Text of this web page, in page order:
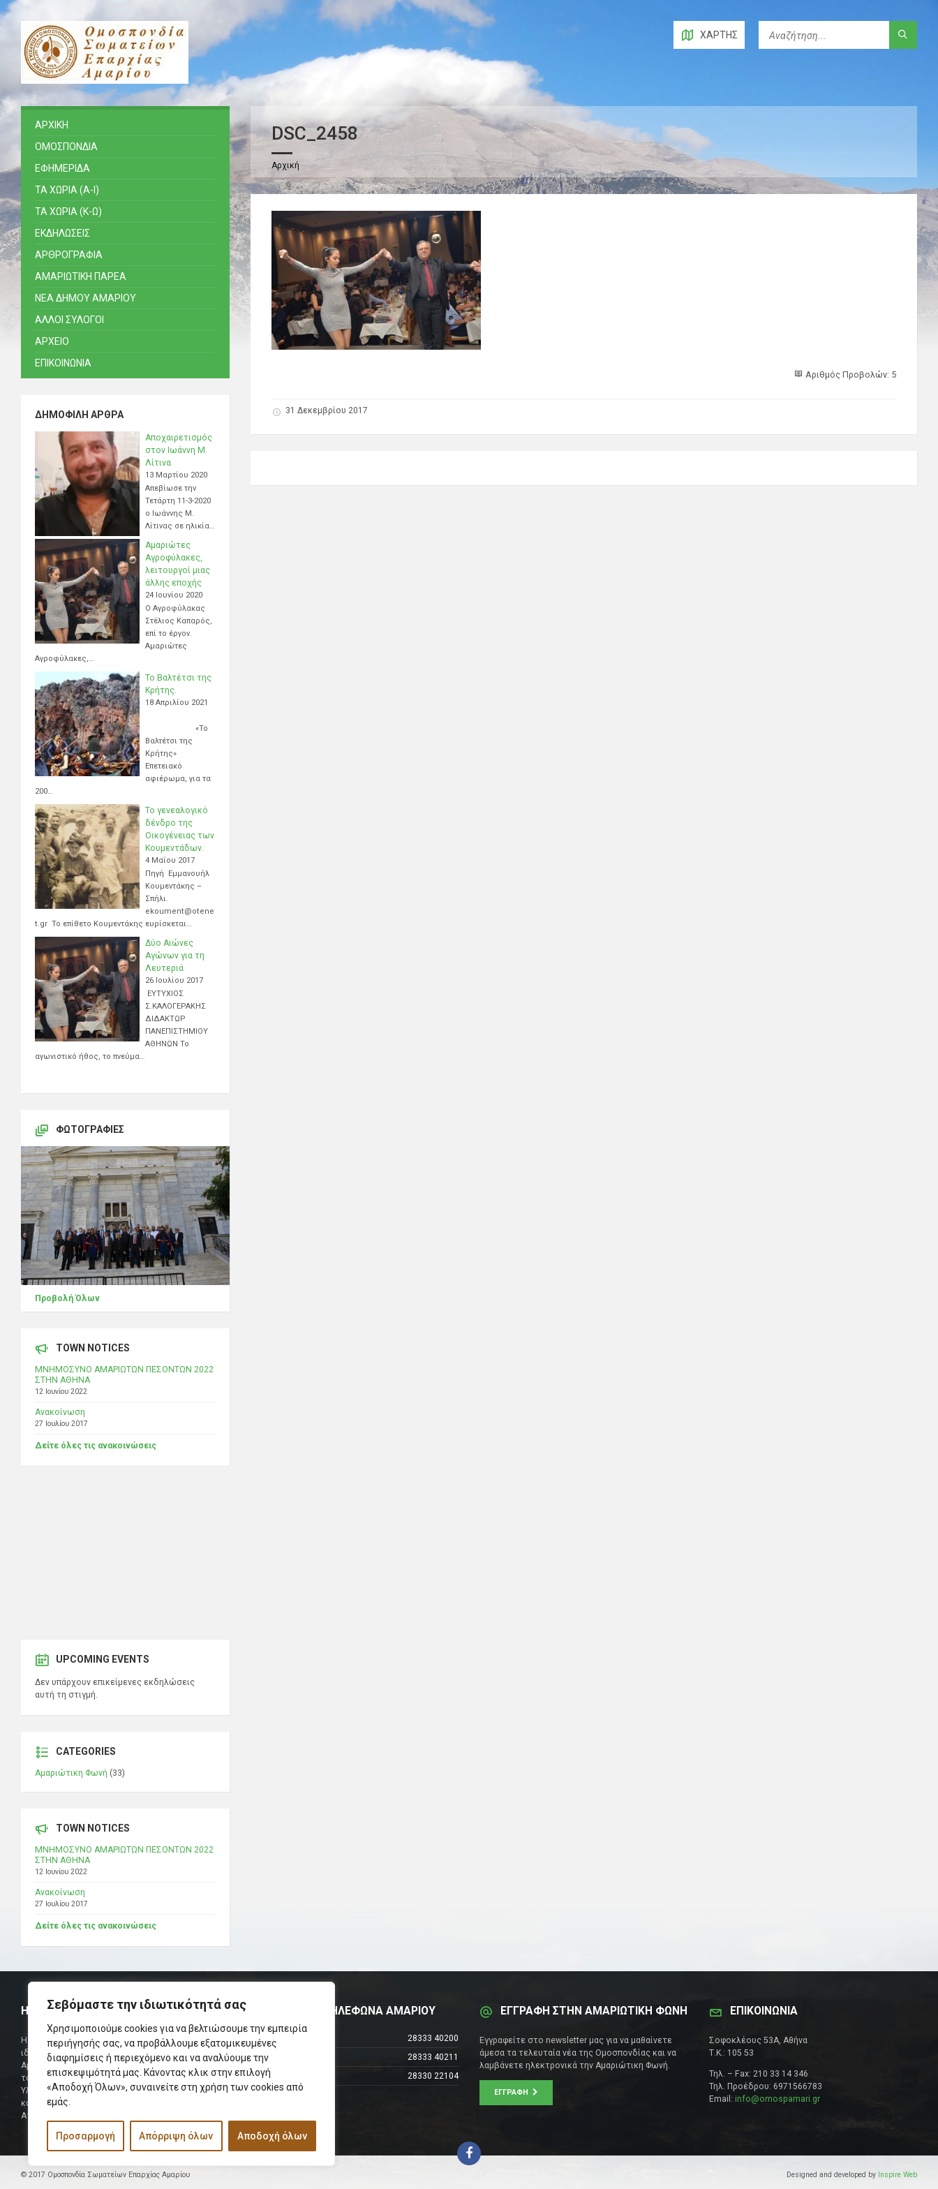
Σεβόμαστε την ιδιωτικότητά σας
Χρησιμοποιούμε cookies για να βελτιώσουμε την εμπειρία
περιήγησής σας, να προβάλλουμε εξατομικευμένες
διαφημίσεις ή περιεχόμενο και να αναλύουμε την
επισκεψιμότητά μας. Κάνοντας κλικ στην επιλογή
«Αποδοχή Όλων», συναινείτε στη χρήση των cookies από
εμάς.
Προσαρμογή Απόρριψη όλων Αποδοχή όλων
ΧΆΡΤΗΣ
DSC_2458
Αρχική
Αριθμός Προβολών: 5
31 Δεκεμβρίου 2017
ΑΡΧΙΚΗ
ΟΜΟΣΠΟΝΔΙΑ
ΕΦΗΜΕΡΙΔΑ
ΤΑ ΧΩΡΙΑ (Α-Ι)
ΤΑ ΧΩΡΙΑ (Κ-Ω)
ΕΚΔΗΛΩΣΕΙΣ
ΑΡΘΡΟΓΡΑΦΙΑ
ΑΜΑΡΙΩΤΙΚΗ ΠΑΡΕΑ
ΝΕΑ ΔΗΜΟΥ ΑΜΑΡΙΟΥ
ΑΛΛΟΙ ΣΥΛΟΓΟΙ
ΑΡΧΕΙΟ
ΕΠΙΚΟΙΝΩΝΙΑ
ΔΗΜΟΦΙΛΉ ΆΡΘΡΑ
Αποχαιρετισμός
στον Ιωάννη Μ.
Λίτινα
13 Μαρτίου 2020
Απεβίωσε την
Τετάρτη 11-3-2020
ο Ιωάννης Μ.
Λίτινας σε ηλικία…
Αμαριώτες
Αγροφύλακες,
λειτουργοί μιας
άλλης εποχής
24 Ιουνίου 2020
Ο Αγροφύλακας
Στέλιος Καπαρός,
επί το έργον.
Αμαριώτες
Αγροφύλακες,…
Το Βαλτέτσι της
Κρήτης.
18 Απριλίου 2021
«Το
Βαλτέτσι της
Κρήτης»
Επετειακό
αφιέρωμα, για τα
200…
Το γενεαλογικό
δένδρο της
Οικογένειας των
Κουμεντάδων.
4 Μαΐου 2017
Πηγή Εμμανουήλ
Κουμεντάκης –
Σπήλι.
ekoument@otene
t.gr Το επίθετο Κουμεντάκης ευρίσκεται…
Δύο Αιώνες
Αγώνων για τη
Λευτεριά
26 Ιουλίου 2017
ΕΥΤΥΧΙΟΣ
Σ.ΚΑΛΟΓΕΡΑΚΗΣ
ΔΙΔΑΚΤΩΡ
ΠΑΝΕΠΙΣΤΗΜΙΟΥ
ΑΘΗΝΩΝ Το
αγωνιστικό ήθος, το πνεύμα…
ΦΩΤΟΓΡΑΦΊΕΣ
Προβολή Όλων
TOWN NOTICES
ΜΝΗΜΟΣΥΝΟ ΑΜΑΡΙΩΤΩΝ ΠΕΣΟΝΤΩΝ 2022
ΣΤΗΝ ΑΘΗΝΑ
12 Ιουνίου 2022
Ανακοίνωση
27 Ιουλίου 2017
Δείτε όλες τις ανακοινώσεις
UPCOMING EVENTS
Δεν υπάρχουν επικείμενες εκδηλώσεις
αυτή τη στιγμή.
CATEGORIES
Αμαριώτικη Φωνή (33)
TOWN NOTICES
ΜΝΗΜΟΣΥΝΟ ΑΜΑΡΙΩΤΩΝ ΠΕΣΟΝΤΩΝ 2022
ΣΤΗΝ ΑΘΗΝΑ
12 Ιουνίου 2022
Ανακοίνωση
27 Ιουλίου 2017
Δείτε όλες τις ανακοινώσεις
Η ΟΜΟΣΠΟΝΔΙΑ
Η Ομοσπονδία Σωματείων Επαρχίας Αμαρίου
ιδρύθηκε και πήρε τη θέση της Ένωσης
Αμαριωτών, που λειτουργούσε από το 1966 μέχρι
το 1984.
Υλοποιήθηκε σε συνεργασία των μελών του Δ.Σ
και των Δ.Σ των Αμαριώτικων Σωματείων της
Αττικής.
ΧΡΗΣΙΜΑ ΤΗΛΕΦΩΝΑ ΑΜΑΡΙΟΥ
Τηλεφωνικό Κέντρο
28333 40200
Δήμαρχος
28333 40211
Φαξ
28330 22104
ΕΓΓΡΑΦΗ ΣΤΗΝ ΑΜΑΡΙΩΤΙΚΗ ΦΩΝΗ
Εγγραφείτε στο newsletter μας για να μαθαίνετε
άμεσα τα τελευταία νέα της Ομοσπονδίας και να
λαμβάνετε ηλεκτρονικά την Αμαριώτικη Φωνή.
ΕΓΓΡΑΦΉ
ΕΠΙΚΟΙΝΩΝΊΑ
Σοφοκλέους 53Α, Αθήνα
Τ.Κ.: 105 53
Τηλ. – Fax: 210 33 14 346
Τηλ. Προέδρου: 6971566783
Email: info@omospamari.gr
© 2017 Ομοσπονδία Σωματείων Επαρχίας Αμαρίου Designed and developed by Inspire Web